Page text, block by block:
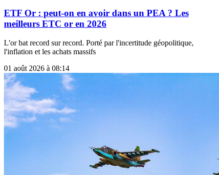
ETF Or : peut-on en avoir dans un PEA ? Les
meilleurs ETC or en 2026
L'or bat record sur record. Porté par l'incertitude géopolitique,
l'inflation et les achats massifs
01 août 2026 à 08:14